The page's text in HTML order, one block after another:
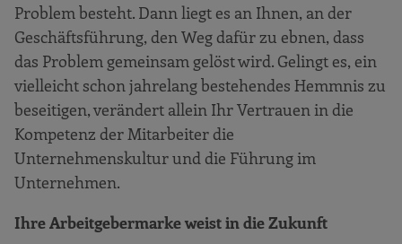
Problem besteht. Dann liegt es an Ihnen, an der
Geschäftsführung, den Weg dafür zu ebnen, dass
das Problem gemeinsam gelöst wird. Gelingt es, ein
vielleicht schon jahrelang bestehendes Hemmnis zu
beseitigen, verändert allein Ihr Vertrauen in die
Kompetenz der Mitarbeiter die
Unternehmenskultur und die Führung im
Unternehmen.
Ihre Arbeitgebermarke weist in die Zukunft